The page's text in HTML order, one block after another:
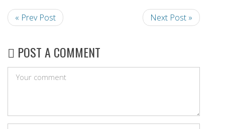
« Prev Post Next Post »
POST A COMMENT